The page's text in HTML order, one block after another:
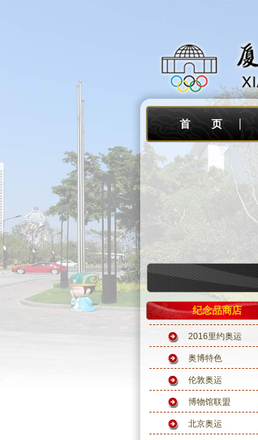
首 页
纪念品商店
2016里约奥运
奥博特色
伦敦奥运
博物馆联盟
北京奥运